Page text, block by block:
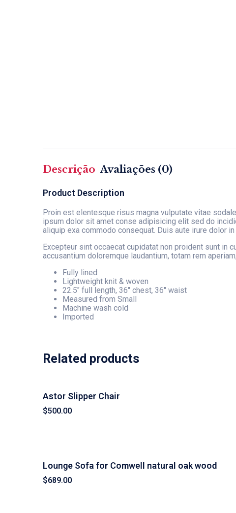
Descrição Avaliações (0)
Product Description
Proin est elentesque risus magna vulputate vitae
ipsum dolor sit amet conse adipisicing elit sed do
aliquip exa commodo consequat. Duis aute irure dolor
Excepteur sint occaecat cupidatat non proident sunt in
accusantium doloremque laudantium, totam rem
Fully lined
Lightweight knit & woven
22.5″ full length, 36″ chest, 36″ waist
Measured from Small
Machine wash cold
Imported
Related products
Astor Slipper Chair
$500.00
Lounge Sofa for Comwell natural oak wood
$689.00